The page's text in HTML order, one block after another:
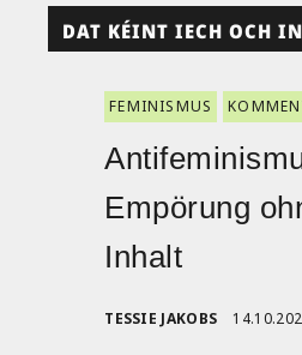
DAT KÉINT IECH OCH
FEMINISMUS
Empörung
Inhalt
TESSIE JAKOBS